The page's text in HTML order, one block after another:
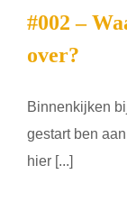
#002 –
over?
Binnenkijken
gestart ben
hier [...]